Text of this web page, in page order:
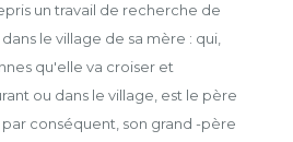
un travail de recherche de
le village de sa mère : qui,
qu'elle va croiser et
ou dans le village, est le père
conséquent, son grand -père